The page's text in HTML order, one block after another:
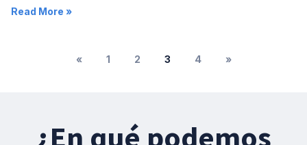
Read More »
« 1 2 3 4 »
¿En qué podemos